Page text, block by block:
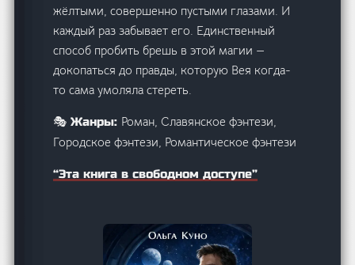
жёлтыми, совершенно пустыми глазами. И
каждый раз забывает его. Единственный
способ пробить брешь в этой магии —
докопаться до правды, которую Вея когда-
то сама умоляла стереть.
🎭 Жанры: Роман, Славянское фэнтези,
Городское фэнтези, Романтическое фэнтези
“Эта книга в свободном доступе”